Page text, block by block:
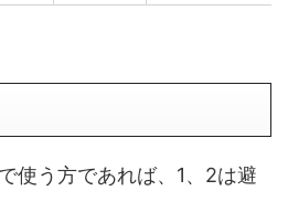
使う方であれば、1、2は避